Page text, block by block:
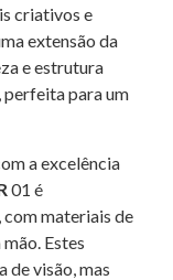
criativos e
extensão da
e estrutura
perfeita para um
a excelência
01 é
materiais de
Estes
de visão, mas